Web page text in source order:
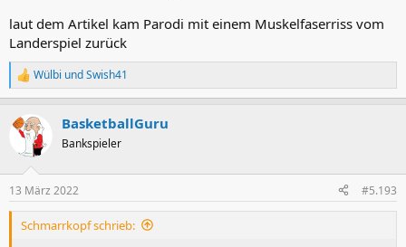
laut dem Artikel kam Parodi mit einem Muskelfaserriss vom
Landerspiel zurück
R
e
k
e
n
Wülbi undSwish41
BasketballGuru
Bankspieler
13 März 2022 #5.193
Schmarrkopf schrieb: